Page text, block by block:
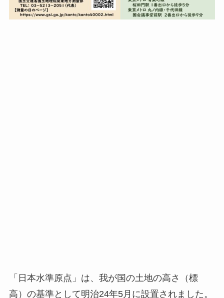
「日本水準原点」は、我が国の土地の高さ（標
高）の基準として明治24年5月に設置されました。